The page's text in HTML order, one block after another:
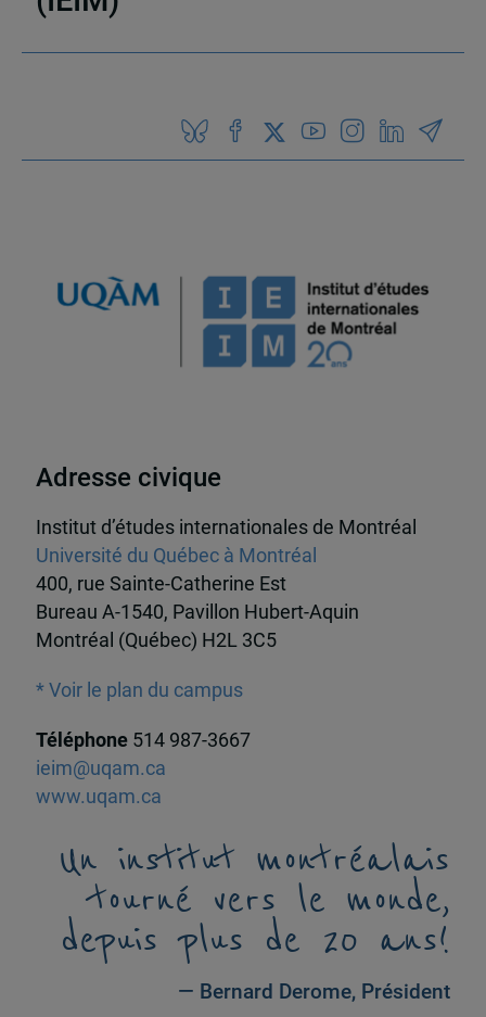
Adresse civique
Institut d’études internationales de Montréal
Université du Québec à Montréal
400, rue Sainte-Catherine Est
Bureau A-1540, Pavillon Hubert-Aquin
Montréal (Québec) H2L 3C5
* Voir le plan du campus
Téléphone 514 987-3667
ieim@uqam.ca
www.uqam.ca
Un institut montréalais
tourné vers le monde,
depuis plus de 20 ans!
— Bernard Derome, Président